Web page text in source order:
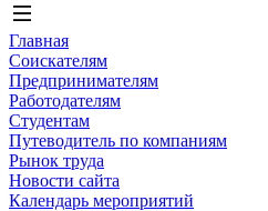
Главная
Соискателям
Предпринимателям
Работодателям
Студентам
Путеводитель по компаниям
Рынок труда
Новости сайта
Календарь мероприятий